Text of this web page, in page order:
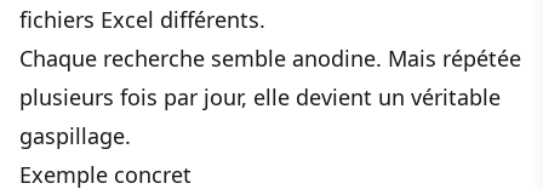
fichiers Excel différents.
Chaque recherche semble anodine. Mais répétée
plusieurs fois par jour, elle devient un véritable
gaspillage.
Exemple concret